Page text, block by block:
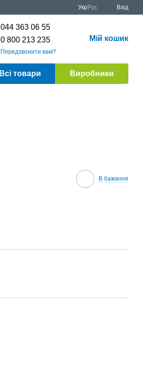
УкрРус Вхід
044 363 06 55
0 800 213 235
Передзвонити вам?
Мій кошик
Всі товари Виробники
В бажання